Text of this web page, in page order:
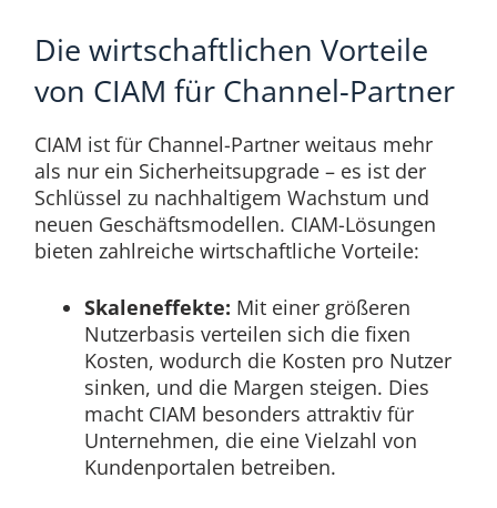
Die wirtschaftlichen Vorteile
von CIAM für Channel-Partner
CIAM ist für Channel-Partner weitaus mehr
als nur ein Sicherheitsupgrade – es ist der
Schlüssel zu nachhaltigem Wachstum und
neuen Geschäftsmodellen. CIAM-Lösungen
bieten zahlreiche wirtschaftliche Vorteile:
Skaleneffekte: Mit einer größeren
Nutzerbasis verteilen sich die fixen
Kosten, wodurch die Kosten pro Nutzer
sinken, und die Margen steigen. Dies
macht CIAM besonders attraktiv für
Unternehmen, die eine Vielzahl von
Kundenportalen betreiben.